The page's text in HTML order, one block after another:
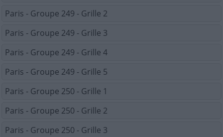
Paris - Groupe 249 - Grille 2
Paris - Groupe 249 - Grille 3
Paris - Groupe 249 - Grille 4
Paris - Groupe 249 - Grille 5
Paris - Groupe 250 - Grille 1
Paris - Groupe 250 - Grille 2
Paris - Groupe 250 - Grille 3